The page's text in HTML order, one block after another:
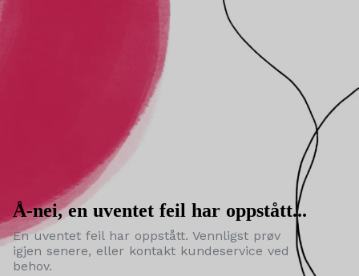
Å-nei, en uventet feil har oppstått...
En uventet feil har oppstått. Vennligst prøv
igjen senere, eller kontakt kundeservice ved
behov.